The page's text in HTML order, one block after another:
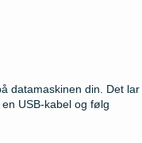
datamaskinen din. Det lar
USB-kabel og følg